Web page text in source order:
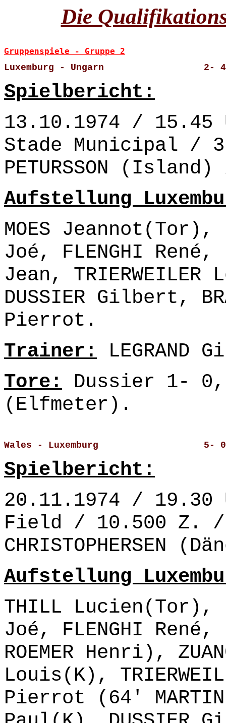
Die
Gruppenspiele - Gruppe 2
Luxemburg - Ungarn                  2-
Spielbericht:
13.10.1974 / 15.45
Stade Municipal /
PETURSSON
Aufstellung
MOES Jeannot(Tor),
Joé, FLENGHI René,
Jean,
DUSSIER Gilbert,
Pierrot.
Trainer: LEGRAND
Tore: Dussier 1-
(Elfmeter).
Wales - Luxemburg                   5-
Spielbericht:
20.11.1974 / 19.30
Field / 10.500 Z. /
CHRISTOPHERSEN
Aufstellung
THILL Lucien(Tor),
Joé, FLENGHI
ROEMER Henri),
Louis(K),
Pierrot (64'